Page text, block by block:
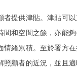
者提供津貼。津貼可
間和空間之餘，亦能
情緒累積。至於署方
照顧者的近況，並且